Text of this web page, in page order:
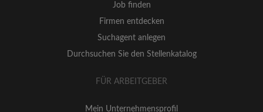
Job finden
Firmen entdecken
Suchagent anlegen
Durchsuchen Sie den Stellenkatalog
FÜR ARBEITGEBER
Mein Unternehmensprofil